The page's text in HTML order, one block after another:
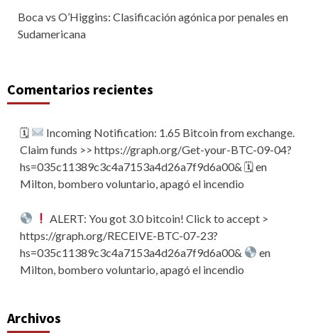
Boca vs O’Higgins: Clasificación agónica por penales en
Sudamericana
Comentarios recientes
🗓
Incoming Notification: 1.65 Bitcoin from exchange.
Claim funds >> https://graph.org/Get-your-BTC-09-04?
hs=035c11389c3c4a7153a4d26a7f9d6a00& 🗓en
Milton, bombero voluntario, apagó el incendio
ALERT: You got 3.0 bitcoin! Click to accept >
https://graph.org/RECEIVE-BTC-07-23?
hs=035c11389c3c4a7153a4d26a7f9d6a00&
en
Milton, bombero voluntario, apagó el incendio
Archivos